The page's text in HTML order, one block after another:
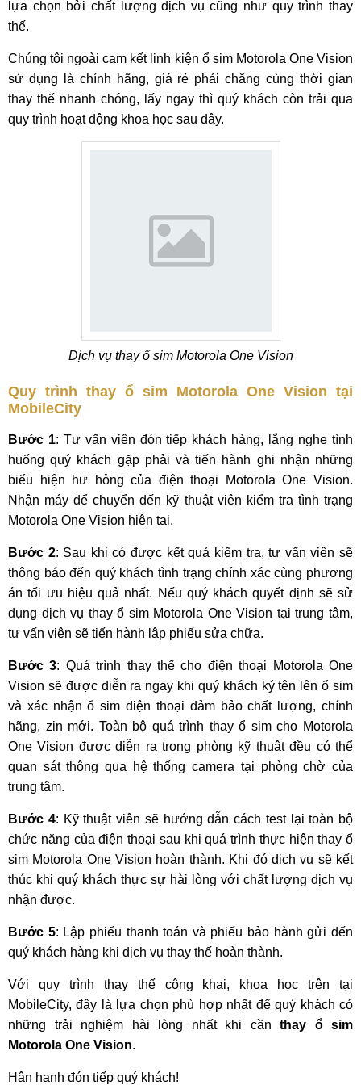
lựa chọn bởi chất lượng dịch vụ cũng như quy trình thay
thế.
Chúng tôi ngoài cam kết linh kiện ổ sim Motorola One Vision
sử dụng là chính hãng, giá rẻ phải chăng cùng thời gian
thay thế nhanh chóng, lấy ngay thì quý khách còn trải qua
quy trình hoạt động khoa học sau đây.
Dịch vụ thay ổ sim Motorola One Vision
Quy trình thay ổ sim Motorola One Vision tại
MobileCity
Bước 1: Tư vấn viên đón tiếp khách hàng, lắng nghe tình
huống quý khách gặp phải và tiến hành ghi nhận những
biểu hiện hư hỏng của điện thoại Motorola One Vision.
Nhận máy để chuyển đến kỹ thuật viên kiểm tra tình trạng
Motorola One Vision hiện tại.
Bước 2: Sau khi có được kết quả kiểm tra, tư vấn viên sẽ
thông báo đến quý khách tình trạng chính xác cùng phương
án tối ưu hiệu quả nhất. Nếu quý khách quyết định sẽ sử
dụng dịch vụ thay ổ sim Motorola One Vision tại trung tâm,
tư vấn viên sẽ tiến hành lập phiếu sửa chữa.
Bước 3: Quá trình thay thế cho điện thoại Motorola One
Vision sẽ được diễn ra ngay khi quý khách ký tên lên ổ sim
và xác nhận ổ sim điện thoại đảm bảo chất lượng, chính
hãng, zin mới. Toàn bộ quá trình thay ổ sim cho Motorola
One Vision được diễn ra trong phòng kỹ thuật đều có thể
quan sát thông qua hệ thống camera tại phòng chờ của
trung tâm.
Bước 4: Kỹ thuật viên sẽ hướng dẫn cách test lại toàn bộ
chức năng của điện thoại sau khi quá trình thực hiện thay ổ
sim Motorola One Vision hoàn thành. Khi đó dịch vụ sẽ kết
thúc khi quý khách thực sự hài lòng với chất lượng dịch vụ
nhận được.
Bước 5: Lập phiếu thanh toán và phiếu bảo hành gửi đến
quý khách hàng khi dịch vụ thay thế hoàn thành.
Với quy trình thay thế công khai, khoa học trên tại
MobileCity, đây là lựa chọn phù hợp nhất để quý khách có
những trải nghiệm hài lòng nhất khi cần thay ổ sim
Motorola One Vision.
Hân hạnh đón tiếp quý khách!